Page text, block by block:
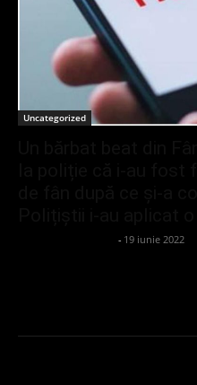
Uncategorized
- 19 iunie 2022